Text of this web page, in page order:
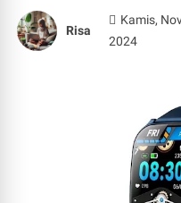
Risa
Kamis,
2024